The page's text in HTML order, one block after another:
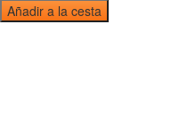
Añadir a la cesta